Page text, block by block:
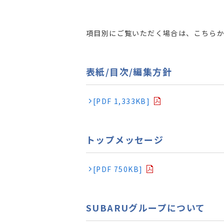
項目別にご覧いただく場合は、こちら
表紙/目次/編集方針
[PDF 1,333KB]
トップメッセージ
[PDF 750KB]
SUBARUグループについて